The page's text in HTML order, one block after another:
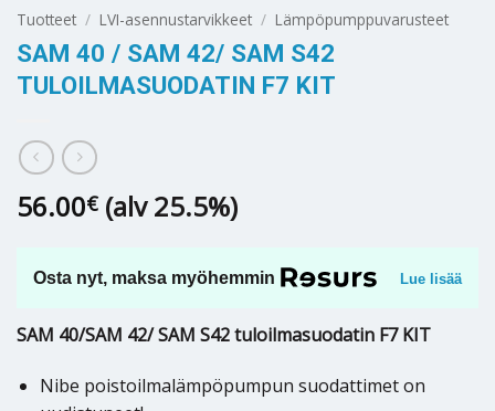
Tuotteet / LVI-asennustarvikkeet / Lämpöpumppuvarusteet
SAM 40 / SAM 42/ SAM S42
TULOILMASUODATIN F7 KIT
56.00€ (alv 25.5%)
Osta nyt, maksa myöhemmin Lue lisää
SAM 40/SAM 42/ SAM S42 tuloilmasuodatin F7 KIT
Nibe poistoilmalämpöpumpun suodattimet on